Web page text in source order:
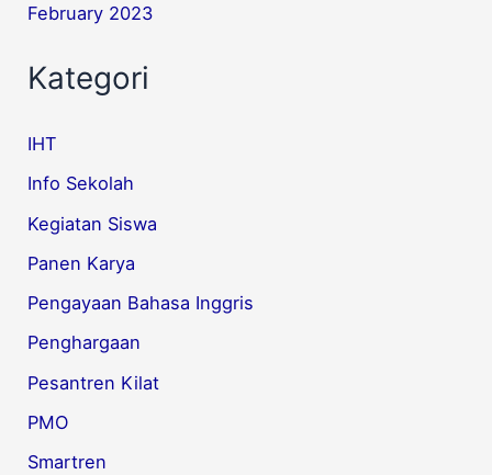
February 2023
Kategori
IHT
Info Sekolah
Kegiatan Siswa
Panen Karya
Pengayaan Bahasa Inggris
Penghargaan
Pesantren Kilat
PMO
Smartren